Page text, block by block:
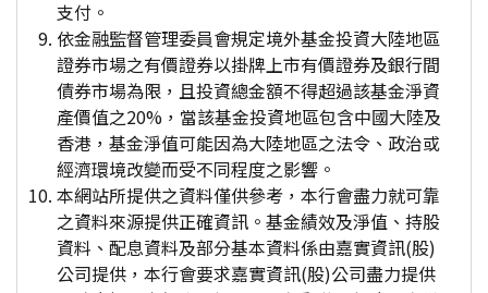
支付。
依金融監督管理委員會規定境外基金投資大陸地區
證券市場之有價證券以掛牌上市有價證券及銀行間
債券市場為限，且投資總金額不得超過該基金淨資
產價值之20%，當該基金投資地區包含中國大陸及
香港，基金淨值可能因為大陸地區之法令、政治或
經濟環境改變而受不同程度之影響。
本網站所提供之資料僅供參考，本行會盡力就可靠
之資料來源提供正確資訊。基金績效及淨值、持股
資料、配息資料及部分基本資料係由嘉實資訊(股)
公司提供，本行會要求嘉實資訊(股)公司盡力提供